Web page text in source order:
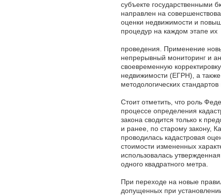
субъекте
направлен на
оценки недвижимости и
процедур на каждом этапе их
проведения. Применение
непрерывный мониторинг и
своевременную
недвижимости (ЕГРН), а
методологических
Стоит отметить, что роль
процессе определения
закона сводится только к
и ранее, по старому закону,
проводилась кадастровая
стоимости измененных
использовалась
одного квадратного метра.
При переходе на новые
допущенных при